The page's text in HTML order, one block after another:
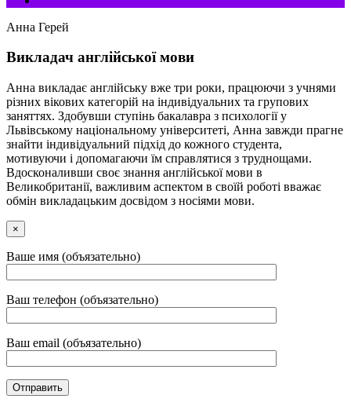
Анна Герей
Викладач англійської мови
Анна викладає англійську вже три роки, працюючи з учнями
різних вікових категорій на індивідуальних та групових
заняттях. Здобувши ступінь бакалавра з психології у
Львівському національному університеті, Анна завжди прагне
знайти індивідуальний підхід до кожного студента,
мотивуючи і допомагаючи їм справлятися з труднощами.
Вдосконаливши своє знання англійської мови в
Великобританії, важливим аспектом в своїй роботі вважає
обмін викладацьким досвідом з носіями мови.
×
Ваше имя (объязательно)
Ваш телефон (объязательно)
Ваш email (объязательно)